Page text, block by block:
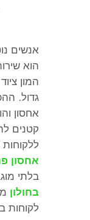
אנשים
הוא
המון
גדול.
אחסון
קטנים
ללקוחות
אחסון
בלתי
בחולון
לקוחות